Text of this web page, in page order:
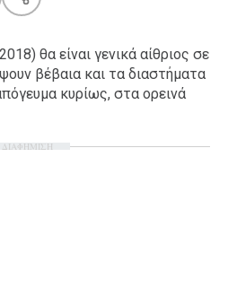
θα είναι γενικά αίθριος σε
βέβαια και τα διαστήματα
κυρίως, στα ορεινά
ΔΙΑΦΗΜΙΣΗ